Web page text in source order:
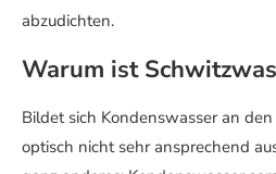
abzudichten.
Warum ist
Bildet sich Kondenswasser an
optisch nicht sehr ansprechend